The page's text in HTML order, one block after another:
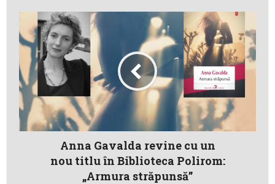
Anna Gavalda revine cu un
nou titlu în Biblioteca Polirom:
„Armura străpunsă”